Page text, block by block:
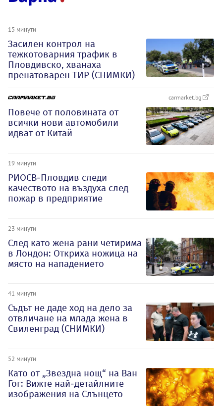
15 минути
Засилен контрол на
тежкотоварния трафик в
Пловдивско, хванаха
пренатоварен ТИР (СНИМКИ)
carmarket.bg
Повече от половината от
всички нови автомобили
идват от Китай
19 минути
РИОСВ-Пловдив следи
качеството на въздуха след
пожар в предприятие
23 минути
След като жена рани четирима
в Лондон: Откриха ножица на
място на нападението
41 минути
Съдът не даде ход на дело за
отвличане на млада жена в
Свиленград (СНИМКИ)
52 минути
Като от „Звездна нощ“ на Ван
Гог: Вижте най-детайлните
изображения на Слънцето